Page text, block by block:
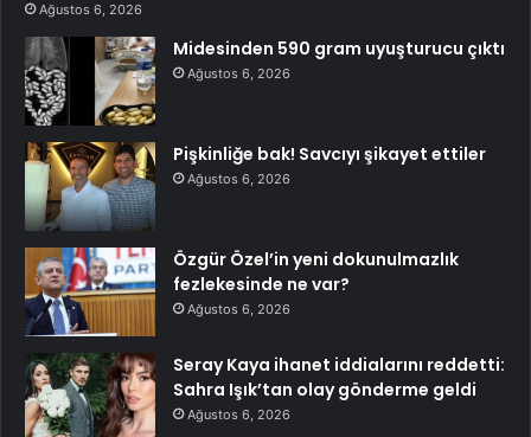
Ağustos 6, 2026
Midesinden 590 gram uyuşturucu çıktı
Ağustos 6, 2026
Pişkinliğe bak! Savcıyı şikayet ettiler
Ağustos 6, 2026
Özgür Özel’in yeni dokunulmazlık
fezlekesinde ne var?
Ağustos 6, 2026
Seray Kaya ihanet iddialarını reddetti:
Sahra Işık’tan olay gönderme geldi
Ağustos 6, 2026